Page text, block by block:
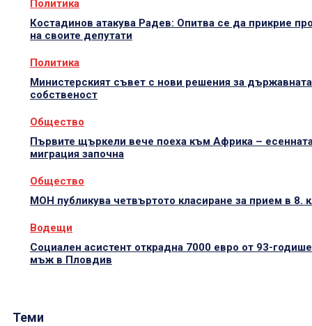
Политика
Костадинов атакува Радев: Опитва се да прикрие
на своите депутати
Политика
Министерският съвет с нови решения за държавната
собственост
Общество
Първите щъркели вече поеха към Африка –
миграция започна
Общество
МОН публикува четвъртото класиране за прием в 8.
Водещи
Социален асистент открадна 7000 евро от 93-
мъж в Пловдив
Теми